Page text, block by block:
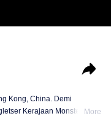
Kong, China. Demi
Kerajaan Monster yang
More